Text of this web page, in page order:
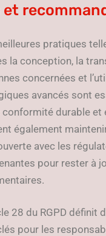
pratiques
la conception, la
concernées et
avancés sont
conformité durable et
également
avec les
pour rester à
28 du RGPD définit
pour les